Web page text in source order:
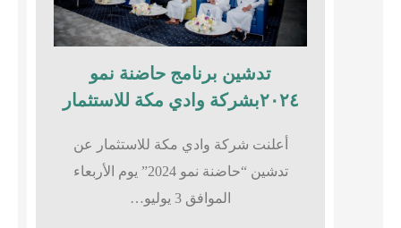
تدشين برنامج حاضنة نمو
٢٠٢٤بشركة وادي مكة للاستثمار
أعلنت شركة وادي مكة للاستثمار عن
تدشين “حاضنة نمو 2024” يوم الأربعاء
الموافق 3 يوليو…